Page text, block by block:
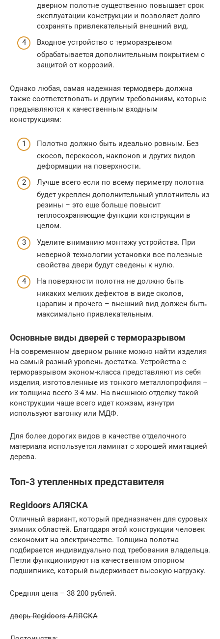
дверном полотне существенно повышает срок
эксплуатации конструкции и позволяет долго
сохранять привлекательный внешний вид.
Входное устройство с терморазрывом
обрабатывается дополнительным покрытием с
защитой от коррозий.
Однако любая, самая надежная термодверь должна
также соответствовать и другим требованиям, которые
предъявляются к качественным входным
конструкциям:
Полотно должно быть идеально ровным. Без
скосов, перекосов, наклонов и других видов
деформации на поверхности.
Лучше всего если по всему периметру полотна
будет укреплен дополнительный уплотнитель из
резины – это еще больше повысит
теплосохраняющие функции конструкции в
целом.
Уделите вниманию монтажу устройства. При
неверной технологии установки все полезные
свойства двери будут сведены к нулю.
На поверхности полотна не должно быть
никаких мелких дефектов в виде сколов,
царапин и прочего – внешний вид должен быть
максимально привлекательным.
Основные виды дверей с терморазрывом
На современном дверном рынке можно найти изделия
на самый разный уровень достатка. Устройства с
терморазрывом эконом-класса представляют из себя
изделия, изготовленные из тонкого металлопрофиля –
их толщина всего 3-4 мм. На внешнюю отделку такой
конструкции чаще всего идет кожзам, изнутри
используют вагонку или МДФ.
Для более дорогих видов в качестве отделочного
материала используется ламинат с хорошей имитацией
дерева.
Топ-3 утепленных представителя
Regidoors АЛЯСКА
Отличный вариант, который предназначен для суровых
зимних областей. Благодаря этой конструкции человек
сэкономит на электричестве. Толщина полотна
подбирается индивидуально под требования владельца.
Петли функционируют на качественном опорном
подшипнике, который выдерживает высокую нагрузку.
Средняя цена – 38 200 рублей.
дверь Regidoors АЛЯСКА